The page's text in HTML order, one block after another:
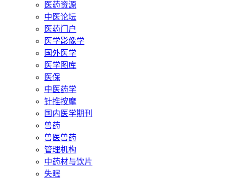
医药资源
中医论坛
医药门户
医学影像学
国外医学
医学图库
医保
中医药学
针推按摩
国内医学期刊
兽药
兽医兽药
管理机构
中药材与饮片
失眠